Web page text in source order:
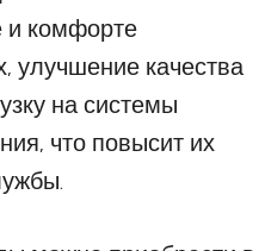
и комфорте
улучшение качества
на системы
что повысит их